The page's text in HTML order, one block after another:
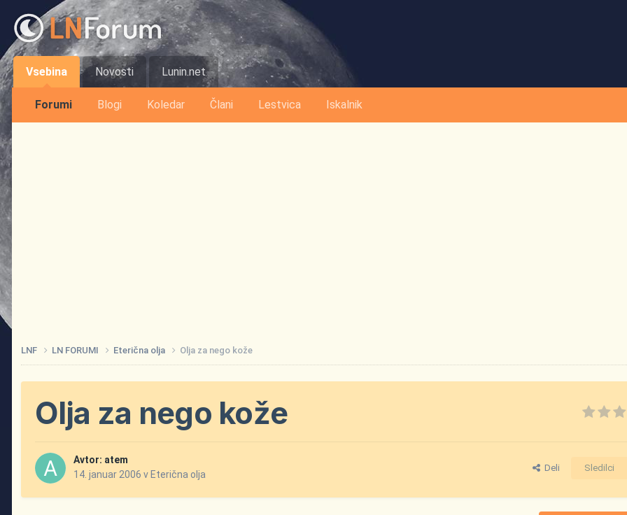
Vsebina
Forumi Blogi Koledar Člani Lestvica Iskalnik
Novosti Lunin.net
LNF LN FORUMI Eterična olja Olja za nego kože
Olja za nego kože
Avtor: atem
14. januar 2006 v Eterična olja
Deli Sledilci